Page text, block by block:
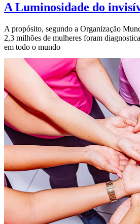
A Luminosidade do
A propósito, segundo a Organização
2,3 milhões de mulheres foram
em todo o mundo